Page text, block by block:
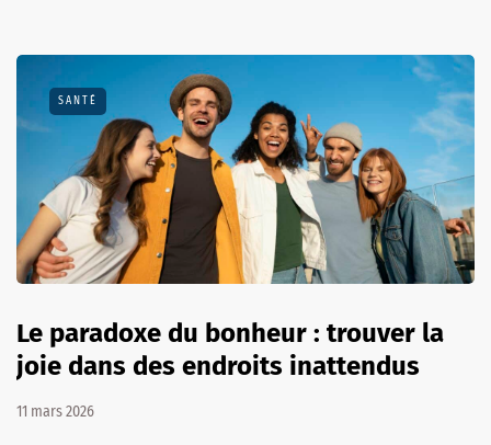
SANTÉ
Le paradoxe du bonheur : trouver la
joie dans des endroits inattendus
11 mars 2026